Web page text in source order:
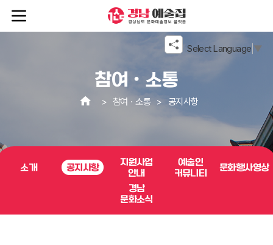
본문 바로가기
메뉴 바로가기
Select Language ▼
참여ㆍ소통
참여ㆍ소통 공지사항
소개 공지사항
지원사업
안내
예술인
커뮤니티
문화행사영상
경남
문화소식